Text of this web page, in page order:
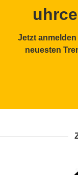
Jetzt
neuesten